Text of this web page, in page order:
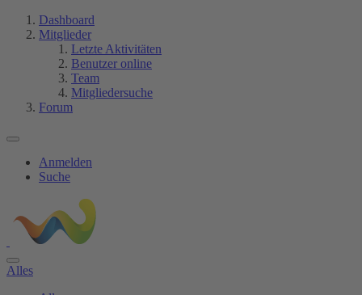
Dashboard
Mitglieder
Letzte Aktivitäten
Benutzer online
Team
Mitgliedersuche
Forum
Anmelden
Suche
Alles